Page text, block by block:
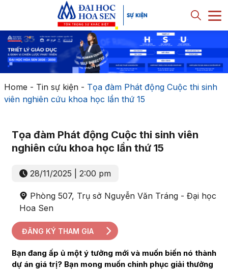
Home - Tin sự kiện- Tọa đàm Phát động Cuộc thi sinh
viên nghiên cứu khoa học lần thứ 15
Tọa đàm Phát động Cuộc thi sinh viên
nghiên cứu khoa học lần thứ 15
28/11/2025 | 2:00 pm
Phòng 507, Trụ sở Nguyễn Văn Tráng - Đại học
Hoa Sen
ĐĂNG KÝ THAM GIA
Bạn đang ấp ủ một ý tưởng mới và muốn biến nó thành
dự án giá trị? Bạn mong muốn chinh phục giải thưởng